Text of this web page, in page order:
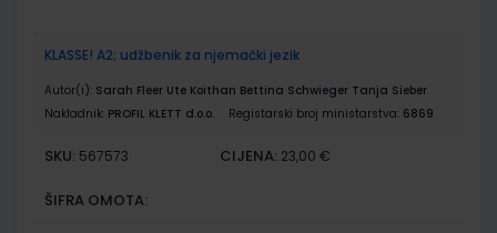
KLASSE! A2; udžbenik za njemački jezik
Autor(i): Sarah Fleer Ute Koithan Bettina Schwieger Tanja Sieber
Nakladnik: PROFIL KLETT d.o.o. Registarski broj ministarstva: 6869
SKU: 567573 CIJENA: 23,00 €
ŠIFRA OMOTA: